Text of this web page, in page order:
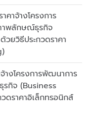
คาจ้างโครงการ
าพลักษณ์ธุรกิจ
ยวิธีประกวดราคา
างโครงการพัฒนาการ
กิจ (Business
ดราคาอิเล็กทรอนิกส์